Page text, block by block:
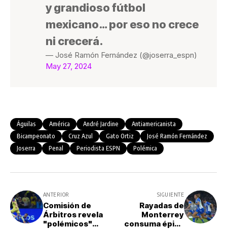
y grandioso fútbol
mexicano… por eso no crece
ni crecerá.
— José Ramón Fernández (@joserra_espn)
May 27, 2024
Águilas América André Jardine
Antiamericanista
Bicampeonato
Cruz Azul Gato Ortiz
José Ramón Fernández
Joserra
Penal Periodista ESPN Polémica
ANTERIOR
Comisión de
Árbitros revela
"polémicos"
SIGUIENTE
Rayadas de
Monterrey
consuma épica